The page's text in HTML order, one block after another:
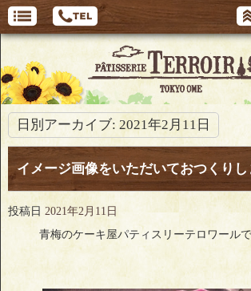
日別アーカイブ: 2021年2月11日
イメージ画像をいただいておつくりし
投稿日 2021年2月11日
青梅のケーキ屋パティスリーテロワールで